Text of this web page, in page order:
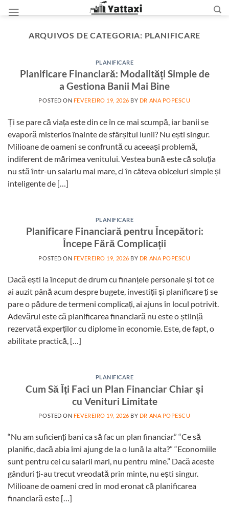
ARQUIVOS DE CATEGORIA: PLANIFICARE
PLANIFICARE
Planificare Financiară: Modalități Simple de
a Gestiona Banii Mai Bine
POSTED ON FEVEREIRO 19, 2026 BY DR ANA POPESCU
Ți se pare că viața este din ce în ce mai scumpă, iar banii se
evaporă misterios înainte de sfârșitul lunii? Nu ești singur.
Milioane de oameni se confruntă cu aceeași problemă,
indiferent de mărimea venitului. Vestea bună este că soluția
nu stă într-un salariu mai mare, ci în câteva obiceiuri simple și
inteligente de […]
PLANIFICARE
Planificare Financiară pentru Începători:
Începe Fără Complicații
POSTED ON FEVEREIRO 19, 2026 BY DR ANA POPESCU
Dacă ești la început de drum cu finanțele personale și tot ce
ai auzit până acum despre bugete, investiții și planificare ți se
pare o pădure de termeni complicați, ai ajuns în locul potrivit.
Adevărul este că planificarea financiară nu este o știință
rezervată experților cu diplome în economie. Este, de fapt, o
abilitate practică, […]
PLANIFICARE
Cum Să Îți Faci un Plan Financiar Chiar și
cu Venituri Limitate
POSTED ON FEVEREIRO 19, 2026 BY DR ANA POPESCU
“Nu am suficienți bani ca să fac un plan financiar.” “Ce să
planific, dacă abia îmi ajung de la o lună la alta?” “Economiile
sunt pentru cei cu salarii mari, nu pentru mine.” Dacă aceste
gânduri ți-au trecut vreodată prin minte, nu ești singur.
Milioane de oameni cred în mod eronat că planificarea
financiară este […]